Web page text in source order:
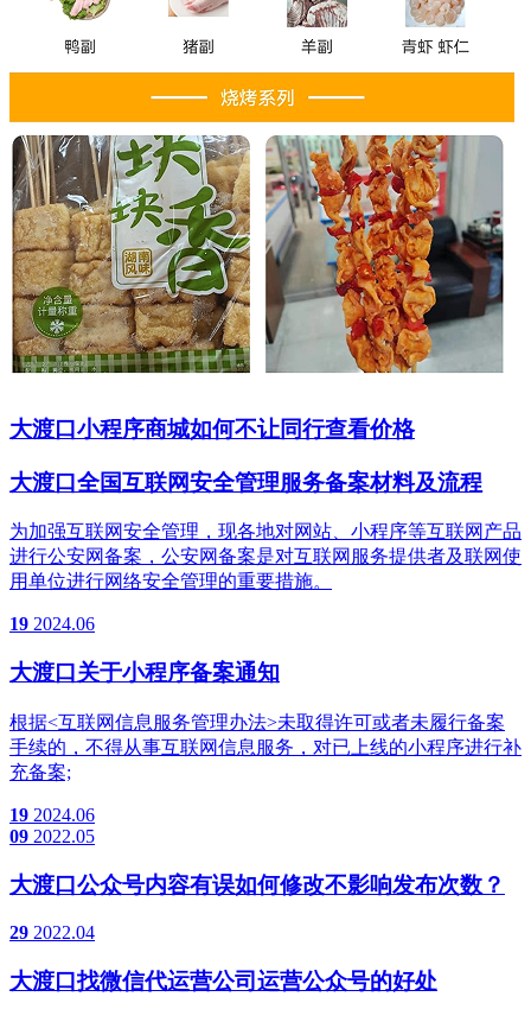
大渡口小程序商城如何不让同行查看价格
大渡口全国互联网安全管理服务备案材料及流程
为加强互联网安全管理，现各地对网站、小程序等互联网产品
进行公安网备案，公安网备案是对互联网服务提供者及联网使
用单位进行网络安全管理的重要措施。
19 2024.06
大渡口关于小程序备案通知
根据<互联网信息服务管理办法>未取得许可或者未履行备案
手续的，不得从事互联网信息服务，对已上线的小程序进行补
充备案;
19 2024.06
09 2022.05
大渡口公众号内容有误如何修改不影响发布次数？
29 2022.04
大渡口找微信代运营公司运营公众号的好处